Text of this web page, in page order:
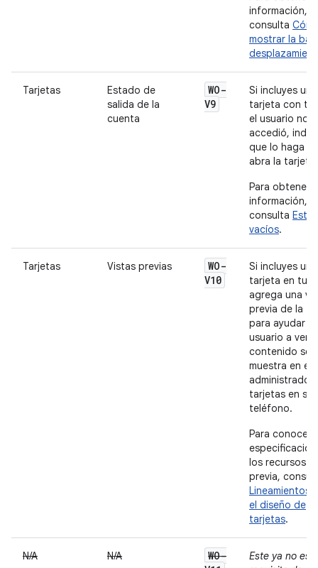
información,
consulta
mostrar la
Tarjetas
Estado de
salida de la
cuenta
WO-
V9
Si incluyes una
tarjeta con tu
el usuario no
accedió,
que lo haga
abra la tarjeta.
Para obtener
información,
consulta
vacíos.
Tarjetas Vistas previas
WO-
V10
Si incluyes una
tarjeta en tu
agrega una
previa de la
para ayudar al
usuario a ver
contenido se
muestra en el
administrador
tarjetas en su
teléfono.
Para conocer
los recursos
previa,
Lineamientos
el diseño de
tarjetas.
N/A N/A
WO-
Este ya no es